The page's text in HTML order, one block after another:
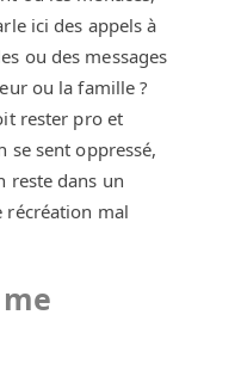
ici des appels à
ou des messages
ou la famille ?
rester pro et
se sent oppressé,
reste dans un
récréation mal